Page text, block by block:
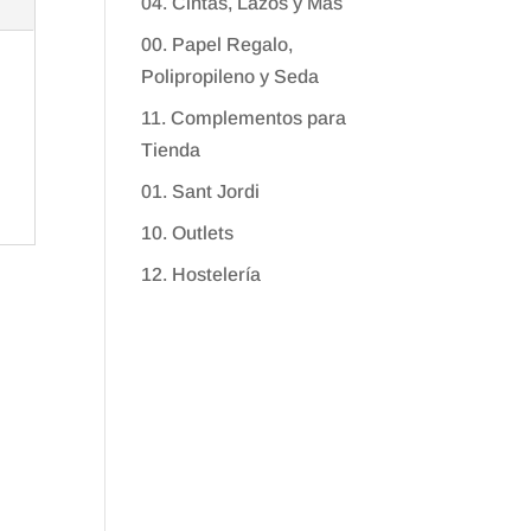
00. Papel Regalo,
Polipropileno y Seda
11. Complementos para
Tienda
01. Sant Jordi
10. Outlets
12. Hostelería